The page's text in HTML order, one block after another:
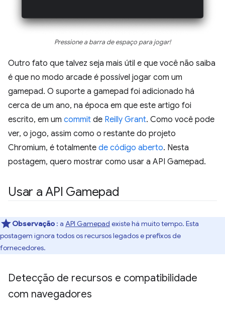
Pressione a barra de espaço para jogar!
Outro fato que talvez seja mais útil e que você não saiba
é que no modo arcade é possível jogar com um
gamepad. O suporte a gamepad foi adicionado há
cerca de um ano, na época em que este artigo foi
escrito, em um commit de Reilly Grant. Como você pode
ver, o jogo, assim como o restante do projeto
Chromium, é totalmente de código aberto. Nesta
postagem, quero mostrar como usar a API Gamepad.
Usar a API Gamepad
Observação : a API Gamepad existe há muito tempo. Esta
postagem ignora todos os recursos legados e prefixos de
fornecedores.
Detecção de recursos e compatibilidade
com navegadores